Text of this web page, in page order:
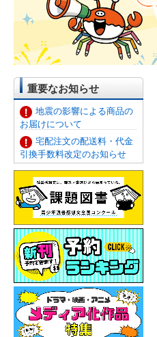
重要なお知らせ
地震の影響による商品の
お届けについて
宅配注文の配送料・代金
引換手数料改定のお知らせ